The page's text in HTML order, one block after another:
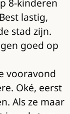
8-kinderen
lastig,
stad zijn.
goed op
vooravond
Oké, eerst
Als ze maar